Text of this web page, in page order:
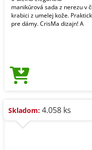
manikúrová sada z nerezu v
krabici z umelej kože.
pre dámy. CrisMa dizajn! A
Skladom: 4.058 ks